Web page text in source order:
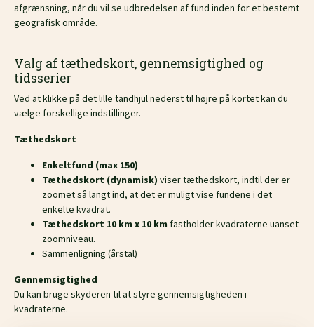
afgrænsning, når du vil se udbredelsen af fund inden for et bestemt
geografisk område.
Valg af tæthedskort, gennemsigtighed og
tidsserier
Ved at klikke på det lille tandhjul nederst til højre på kortet kan du
vælge forskellige indstillinger.
Tæthedskort
Enkeltfund (max 150)
Tæthedskort (dynamisk) viser tæthedskort, indtil der er
zoomet så langt ind, at det er muligt vise fundene i det
enkelte kvadrat.
Tæthedskort 10 km x 10 km fastholder kvadraterne uanset
zoomniveau.
Sammenligning (årstal)
Gennemsigtighed
Du kan bruge skyderen til at styre gennemsigtigheden i
kvadraterne.